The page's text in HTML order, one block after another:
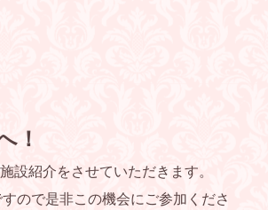
！
紹介をさせていただきます。
ので是非この機会にご参加くださ